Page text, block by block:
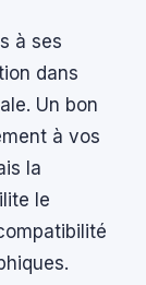
à ses
dans
Un bon
à vos
la
le